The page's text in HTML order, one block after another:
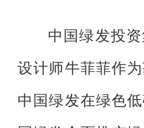
中国绿发投
设计师牛菲菲作
中国绿发在绿色